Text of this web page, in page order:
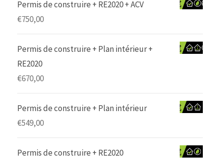
Permis de construire + RE2020 + ACV
€750,00
Permis de construire + Plan intérieur +
RE2020
€670,00
Permis de construire + Plan intérieur
€549,00
Permis de construire + RE2020